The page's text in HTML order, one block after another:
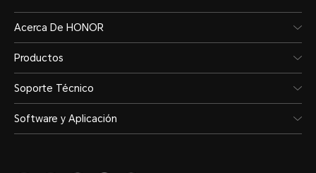
Acerca De HONOR
Productos
Soporte Técnico
Software y Aplicación